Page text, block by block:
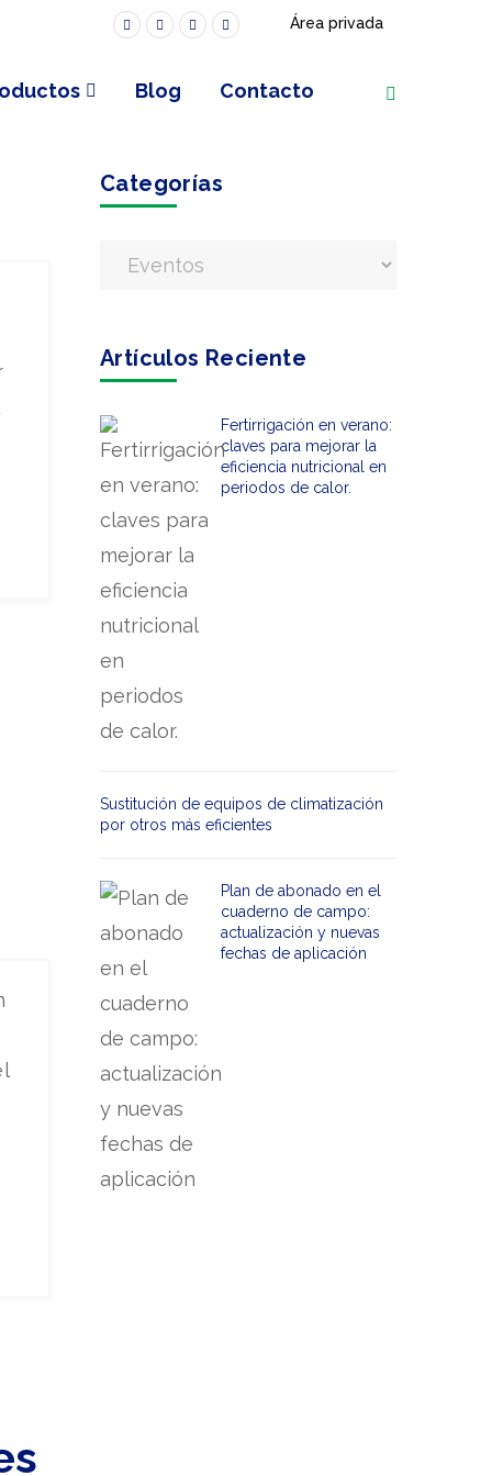
Área privada
Blog Contacto
Categorías
Artículos Reciente
Fertirrigación en verano:
claves para mejorar la
eficiencia nutricional en
periodos de calor.
Sustitución de equipos de climatización
por otros más eficientes
Plan de abonado en el
cuaderno de campo:
actualización y nuevas
fechas de aplicación